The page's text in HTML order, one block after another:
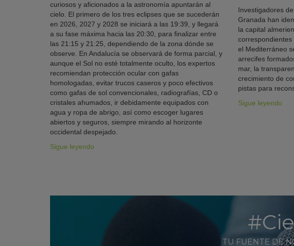
curiosos y aficionados a la astronomía apuntarán al
cielo. El primero de los tres eclipses que se sucederán
en 2026, 2027 y 2028 se iniciará a las 19:39, y llegará
a su fase máxima hacia las 20:30, para finalizar entre
las 21:15 y 21:25, dependiendo de la zona dónde se
observe. En Andalucía se observará de forma parcial, y
aunque el Sol no esté totalmente oculto, los expertos
recomiendan protección ocular con gafas
homologadas, evitar trucos caseros y poco efectivos
como gafas de sol convencionales, radiografías, CD o
cristales ahumados, ir debidamente equipados con
agua y ropa de abrigo, así como escoger lugares
abiertos y seguros, siempre mirando al horizonte
occidental despejado.
Sigue leyendo
Investigadores
Granada han
la capital
el Mediterráneo
arrecifes
mar, la
crecimiento de
pistas para
Sigue leyendo
TU FUENTE DE